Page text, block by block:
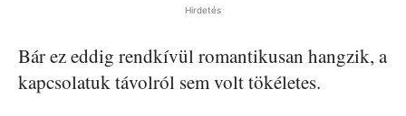
Hirdetés
Bár ez eddig rendkívül romantikusan hangzik, a
kapcsolatuk távolról sem volt tökéletes.